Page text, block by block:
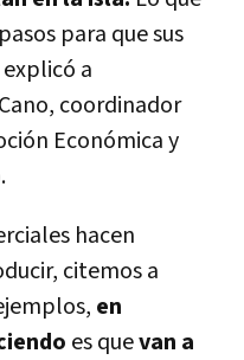
para que sus
a
coordinador
Económica y
hacen
citemos a
en
es quevan a